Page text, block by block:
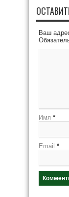
Ваш
Имя *
Email *